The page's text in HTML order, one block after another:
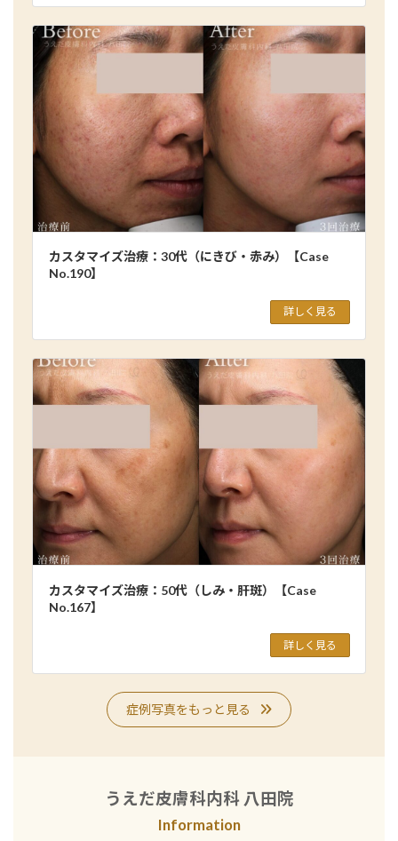
カスタマイズ治療：30代（にきび・赤み）【Case
No.190】
詳しく見る
カスタマイズ治療：50代（しみ・肝斑）【Case
No.167】
詳しく見る
症例写真をもっと見る
うえだ皮膚科内科 八田院
Information